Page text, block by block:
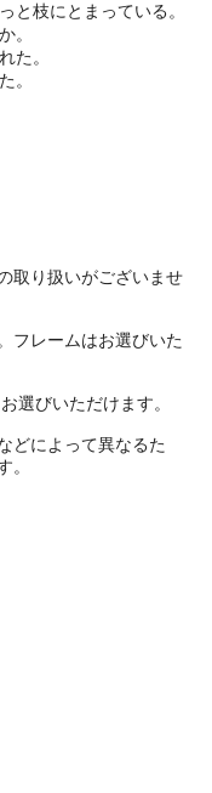
と枝にとまっている。
。
た。
。
取り扱いがございませ
フレームはお選びいた
選びいただけます。
どによって異なるた
。